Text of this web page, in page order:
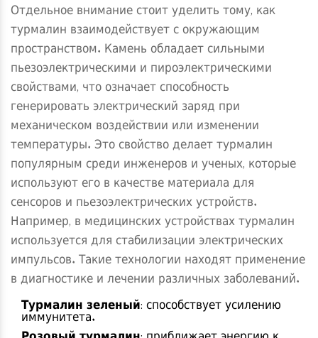
Отдельное внимание стоит уделить тому, как
турмалин взаимодействует с окружающим
пространством. Камень обладает сильными
пьезоэлектрическими и пироэлектрическими
свойствами, что означает способность
генерировать электрический заряд при
механическом воздействии или изменении
температуры. Это свойство делает турмалин
популярным среди инженеров и ученых, которые
используют его в качестве материала для
сенсоров и пьезоэлектрических устройств.
Например, в медицинских устройствах турмалин
используется для стабилизации электрических
импульсов. Такие технологии находят применение
в диагностике и лечении различных заболеваний.
Турмалин зеленый: способствует усилению
иммунитета.